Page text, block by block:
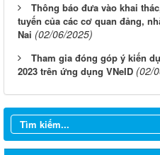
Thông báo đưa vào khai
tuyến của các cơ quan đảng,
Nai (02/06/2025)
Tham gia đóng góp ý kiến
2023 trên ứng dụng VNeID (02/